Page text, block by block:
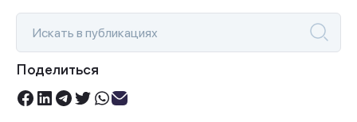
Поделиться